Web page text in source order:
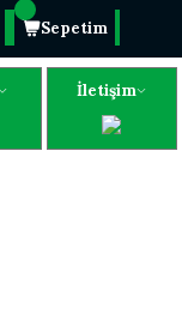
Sepetim
İletişim